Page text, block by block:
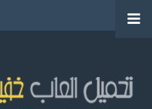
تحميل العاب خفيفة للكمبيوتر من
الضعيفة